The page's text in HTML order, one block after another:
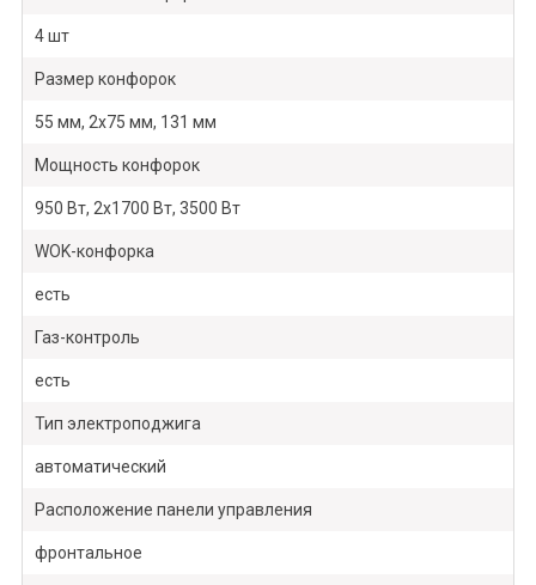
4 шт
Размер конфорок
55 мм, 2х75 мм, 131 мм
Мощность конфорок
950 Вт, 2х1700 Вт, 3500 Вт
WOK-конфорка
есть
Газ-контроль
есть
Тип электроподжига
автоматический
Расположение панели управления
фронтальное